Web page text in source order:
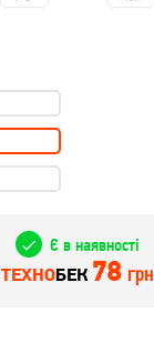
Є в наявності
ТЕХНОБЕК 78 грн